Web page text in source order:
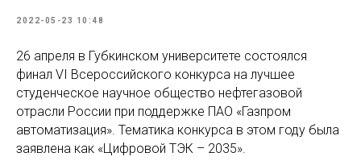
2022-05-23 10:48
26 апреля в Губкинском университете состоялся
финал VI Всероссийского конкурса на лучшее
студенческое научное общество нефтегазовой
отрасли России при поддержке ПАО «Газпром
автоматизация». Тематика конкурса в этом году была
заявлена как «Цифровой ТЭК – 2035».